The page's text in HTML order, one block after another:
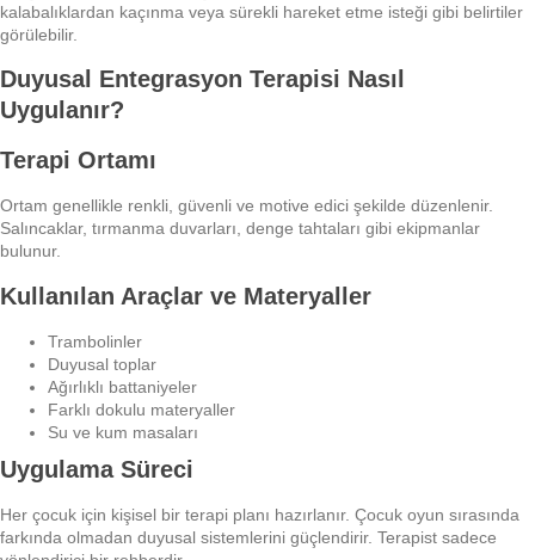
kalabalıklardan kaçınma veya sürekli hareket etme isteği gibi belirtiler
görülebilir.
Duyusal Entegrasyon Terapisi Nasıl
Uygulanır?
Terapi Ortamı
Ortam genellikle renkli, güvenli ve motive edici şekilde düzenlenir.
Salıncaklar, tırmanma duvarları, denge tahtaları gibi ekipmanlar
bulunur.
Kullanılan Araçlar ve Materyaller
Trambolinler
Duyusal toplar
Ağırlıklı battaniyeler
Farklı dokulu materyaller
Su ve kum masaları
Uygulama Süreci
Her çocuk için kişisel bir terapi planı hazırlanır. Çocuk oyun sırasında
farkında olmadan duyusal sistemlerini güçlendirir. Terapist sadece